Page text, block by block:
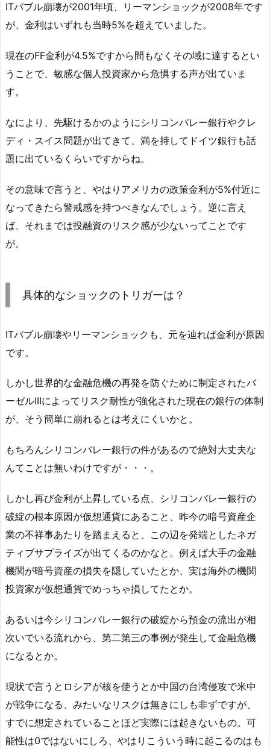
ITバブル崩壊が2001年頃、リーマンショックが2008年です
が、金利はいずれも当時5%を超えていました。
現在のFF金利が4.5%ですから間もなくその域に達するとい
うことで、敏感な個人投資家から危惧する声が出ていま
す。
なにより、先駆けるかのようにシリコンバレー銀行やクレ
ディ・スイス問題が出てきて、満を持してドイツ銀行も話
題に出ているくらいですからね。
その意味で言うと、やはりアメリカの政策金利が5%付近に
なってきたら警戒感を持つべきなんでしょう。逆に言え
ば、それまでは投融資のリスク感が少ないってことです
が。
具体的なショックのトリガーは？
ITバブル崩壊やリーマンショックも、元を辿れば金利が原因
です。
しかし世界的な金融危機の再発を防ぐために制定されたバ
ーゼルIIIによってリスク耐性が強化された現在の銀行の体制
が、そう簡単に崩れるとは考えにくいかと。
もちろんシリコンバレー銀行の件があるので絶対大丈夫な
んてことは無いわけですが・・・。
しかし再び金利が上昇している点、シリコンバレー銀行の
破綻の根本原因が仮想通貨にあること、昨今の暗号資産企
業の不祥事あたりを踏まえると、この辺を発端としたネガ
ティブサプライズが出てくるのかなと。例えば大手の金融
機関が暗号資産の損失を隠していたとか、実は海外の機関
投資家が仮想通貨でめっちゃ損してたとか。
あるいは今シリコンバレー銀行の破綻から預金の流出が相
次いでいる流れから、第二第三の事例が発生して金融危機
になるとか。
現状で言うとロシアが核を使うとか中国の台湾侵攻で米中
が戦争になる、みたいなリスクは無きにしも非ずですが、
すでに想定されていることほど実際には起きないもの。可
能性は0ではないにしろ、やはりこういう時に起こるのはも